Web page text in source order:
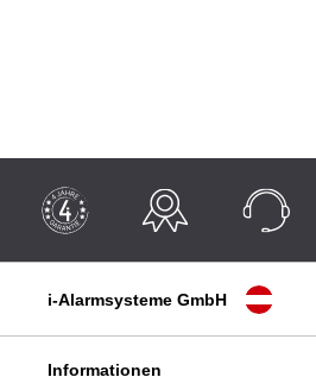
i-Alarmsysteme GmbH
Informationen